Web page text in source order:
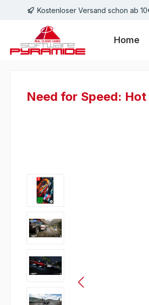
Hauptinhalt springen
Zur Suche springen
Zur Hauptnavigation springen
Kostenloser Versand schon ab
Home
Need for Speed:
Bildergalerie überspringen